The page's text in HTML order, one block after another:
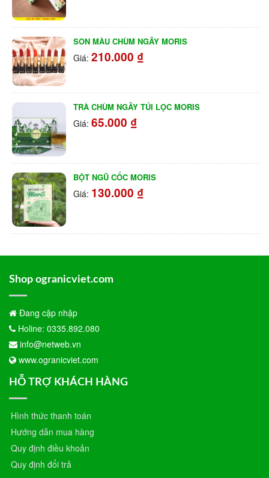
SON MÀU CHÙM NGÂY MORIS
Giá: 210.000 ₫
TRÀ CHÙM NGÂY TÚI LỌC MORIS
Giá: 65.000 ₫
BỘT NGŨ CỐC MORIS
Giá: 130.000 ₫
Shop ogranicviet.com
Đang cập nhập
Holine: 0335.892.080
info@netweb.vn
www.ogranicviet.com
HỖ TRỢ KHÁCH HÀNG
Hình thức thanh toán
Hướng dẫn mua hàng
Quy định điều khoản
Quy định đổi trả